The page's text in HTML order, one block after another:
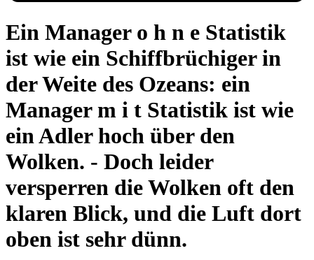
Ein Manager o h n e Statistik
ist wie ein Schiffbrüchiger in
der Weite des Ozeans: ein
Manager m i t Statistik ist wie
ein Adler hoch über den
Wolken. - Doch leider
versperren die Wolken oft den
klaren Blick, und die Luft dort
oben ist sehr dünn.